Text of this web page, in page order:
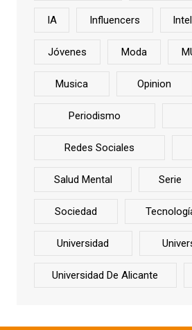
IA Influencers
Jóvenes Moda
Musica Opinion
Periodismo
Redes Sociales
Salud Mental Serie
Sociedad
Universidad
Universidad De Alicante